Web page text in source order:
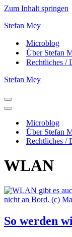
Zum Inhalt springen
Stefan Mey
Microblog
Über Stefan
Rechtliches /
Stefan Mey
Navigationsmenü
Navigationsmenü
Microblog
Über Stefan
Rechtliches /
WLAN
So werden